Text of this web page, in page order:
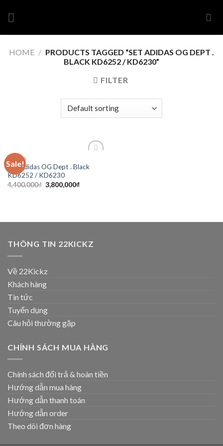
HOME / PRODUCTS TAGGED “SET ADIDAS OG DEPT .
BLACK KD6252 / KD6230”
FILTER
Sale!
wishlist
ADIDAS
Set Adidas OG Dept . Black
KD6252 / KD6230
4,400,000₫ 3,800,000₫
THÔNG TIN 22KICKZ
Về 22Kickz
Khách hàng
Tin tức
Tuyển dụng
Câu hỏi thường gặp
CHÍNH SÁCH MUA HÀNG
Chính sách đổi trả & hoàn tiền
Hướng dẫn mua hàng
Hướng dẫn thanh toán
Hướng dẫn order
Theo dõi đơn hàng